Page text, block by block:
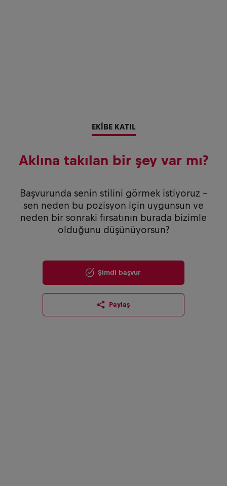
EKİBE KATIL
Aklına takılan bir şey var mı?
Başvurunda senin stilini görmek istiyoruz –
sen neden bu pozisyon için uygunsun ve
neden bir sonraki fırsatının burada bizimle
olduğunu düşünüyorsun?
Şimdi başvur
Paylaş